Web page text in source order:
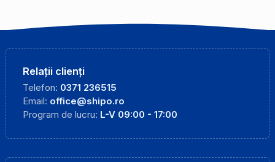
Relații clienți
Telefon: 0371 236515
Email: office@shipo.ro
Program de lucru: L-V 09:00 - 17:00